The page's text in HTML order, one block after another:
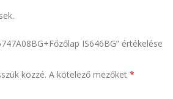
IS646BG” értékelése
közzé. A kötelező mezőket *